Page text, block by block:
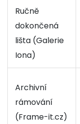
Ručně
dokončená
lišta (Galerie
Iona)
Archivní
rámování
(Frame-it.cz)